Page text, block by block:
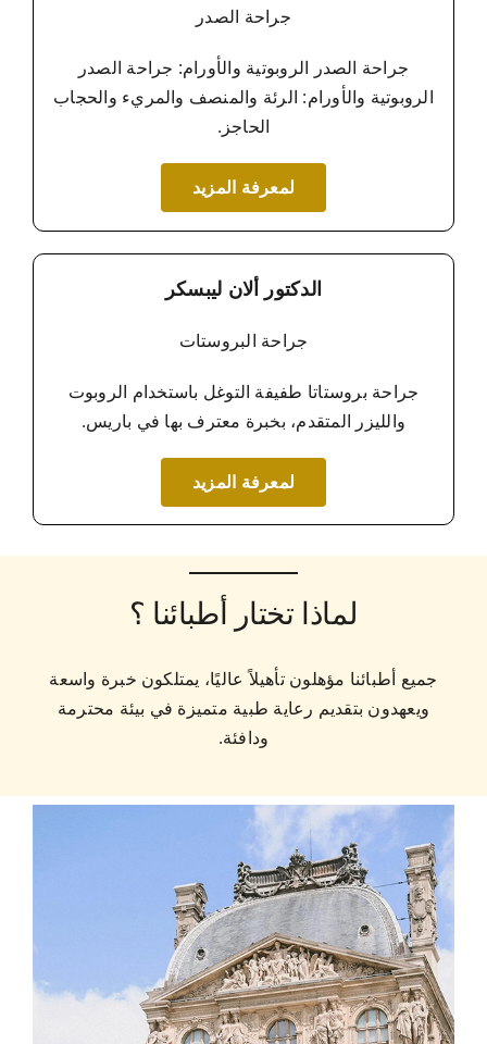
جراحة الصدر
جراحة الصدر الروبوتية والأورام: جراحة الصدر
الروبوتية والأورام: الرئة والمنصف والمريء والحجاب
الحاجز.
لمعرفة المزيد
الدكتور ألان ليبسكر
جراحة البروستات
جراحة بروستاتا طفيفة التوغل باستخدام الروبوت
والليزر المتقدم، بخبرة معترف بها في باريس.
لمعرفة المزيد
لماذا تختار أطبائنا ؟
جميع أطبائنا مؤهلون تأهيلاً عاليًا، يمتلكون خبرة واسعة
ويعهدون بتقديم رعاية طبية متميزة في بيئة محترمة
ودافئة.